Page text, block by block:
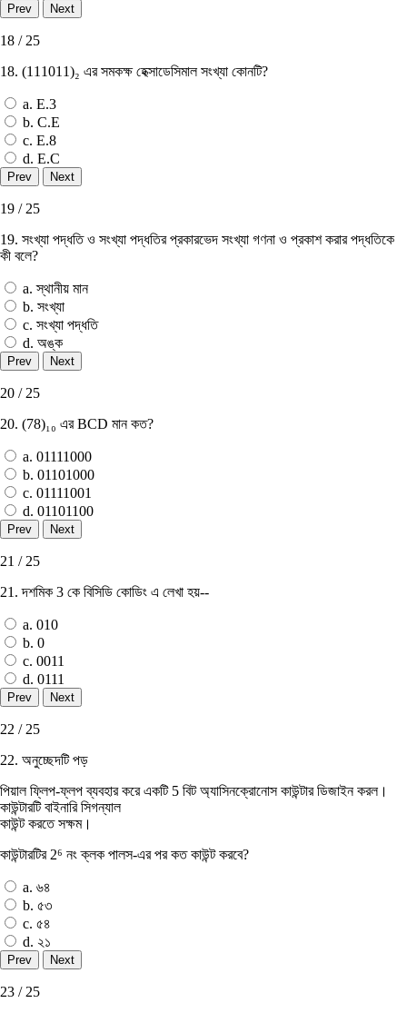
18 / 25
18. (111011)₂ এর সমকক্ষ হেক্সাডেসিমাল সংখ্যা কোনটি?
a. E.3
b. C.E
c. E.8
d. E.C
19 / 25
19. সংখ্যা পদ্ধতি ও সংখ্যা পদ্ধতির প্রকারভেদ সংখ্যা গণনা ও প্রকাশ করার পদ্ধতিকে
কী বলে?
a. স্থানীয় মান
b. সংখ্যা
c. সংখ্যা পদ্ধতি
d. অঙ্ক
20 / 25
20. (78)₁₀ এর BCD মান কত?
a. 01111000
b. 01101000
c. 01111001
d. 01101100
21 / 25
21. দশমিক 3 কে বিসিডি কোডিং এ লেখা হয়--
a. 010
b. 0
c. 0011
d. 0111
22 / 25
22. অনুচ্ছেদটি পড়
পিয়াল ফ্লিপ-ফ্লপ ব্যবহার করে একটি 5 বিট অ্যাসিনক্রোনােস কাউন্টার ডিজাইন করল।
কাউন্টারটি বাইনারি সিগন্যাল
কাউন্ট করতে সক্ষম।
কাউন্টারটির 2⁶ নং ক্লক পালস-এর পর কত কাউন্ট করবে?
a. ৬৪
b. ৫৩
c. ৫৪
d. ২১
23 / 25